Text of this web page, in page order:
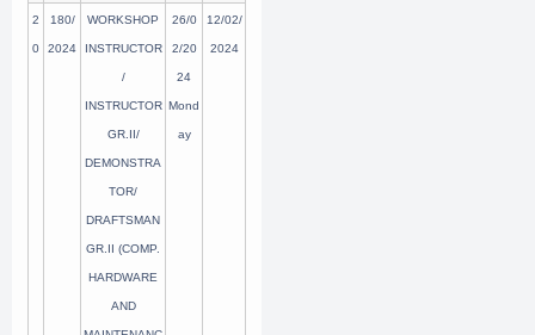
2
0
180/
2024
WORKSHOP
INSTRUCTOR
/
INSTRUCTOR
GR.II/
DEMONSTRA
TOR/
DRAFTSMAN
GR.II (COMP.
HARDWARE
AND
26/0
2/20
24
Mond
ay
12/02/
2024